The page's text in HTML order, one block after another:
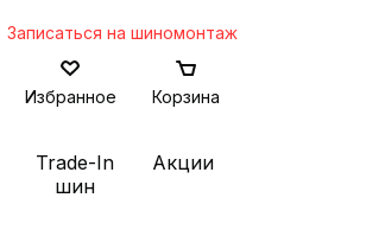
Записаться на шиномонтаж
Избранное Корзина
Trade-In
шин
Акции